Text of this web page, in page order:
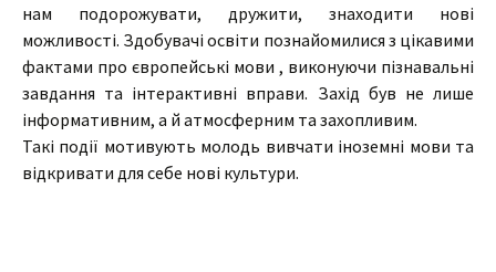
нам подорожувати, дружити, знаходити нові
можливості. Здобувачі освіти познайомилися з цікавими
фактами про європейські мови , виконуючи пізнавальні
завдання та інтерактивні вправи. Захід був не лише
інформативним, а й атмосферним та захопливим.
Такі події мотивують молодь вивчати іноземні мови та
відкривати для себе нові культури.